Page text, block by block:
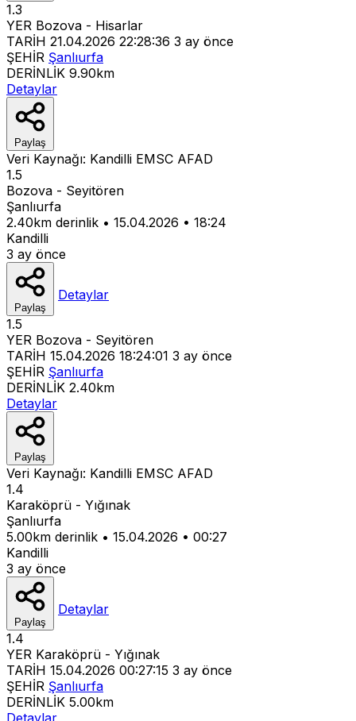
1.3
YER Bozova - Hisarlar
TARİH 21.04.2026 22:28:36 3 ay önce
ŞEHİR Şanlıurfa
DERİNLİK 9.90km
Detaylar
Paylaş
Veri Kaynağı: Kandilli EMSC AFAD
1.5
Bozova - Seyitören
Şanlıurfa
2.40km derinlik • 15.04.2026 • 18:24
Kandilli
3 ay önce
Paylaş
Detaylar
1.5
YER Bozova - Seyitören
TARİH 15.04.2026 18:24:01 3 ay önce
ŞEHİR Şanlıurfa
DERİNLİK 2.40km
Detaylar
Paylaş
Veri Kaynağı: Kandilli EMSC AFAD
1.4
Karaköprü - Yığınak
Şanlıurfa
5.00km derinlik • 15.04.2026 • 00:27
Kandilli
3 ay önce
Paylaş
Detaylar
1.4
YER Karaköprü - Yığınak
TARİH 15.04.2026 00:27:15 3 ay önce
ŞEHİR Şanlıurfa
DERİNLİK 5.00km
Detaylar